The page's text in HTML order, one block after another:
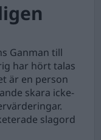
Ganman till
har hört talas
är en person
skara icke-
slagord